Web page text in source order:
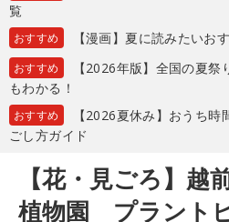
覧
おすすめ 【漫画】夏に読みたいお
おすすめ
【2026年版】全国の夏
もわかる！
おすすめ
【2026夏休み】おうち
ごし方ガイド
【花・見ごろ】越
植物園 プラント